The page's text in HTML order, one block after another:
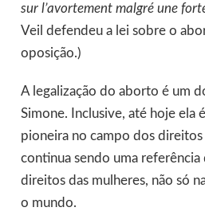
sur l’avortement malgré une
Veil defendeu a lei sobre o
oposição.)
A legalização do aborto é um
Simone. Inclusive, até hoje ela
pioneira no campo dos
continua sendo uma referência
direitos das mulheres, não só
o mundo.